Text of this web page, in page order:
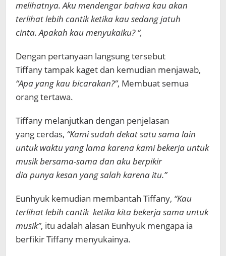
melihatnya. Aku mendengar bahwa kau akan
terlihat lebih cantik ketika kau sedang jatuh
cinta. Apakah kau menyukaiku? “,
Dengan pertanyaan langsung tersebut
Tiffany tampak kaget dan kemudian menjawab,
“Apa yang kau bicarakan?”, Membuat semua
orang tertawa.
Tiffany melanjutkan dengan penjelasan
yang cerdas, “Kami sudah dekat satu sama lain
untuk waktu yang lama karena kami bekerja untuk
musik bersama-sama dan aku berpikir
dia punya kesan yang salah karena itu.”
Eunhyuk kemudian membantah Tiffany, “Kau
terlihat lebih cantik ketika kita bekerja sama untuk
musik”, itu adalah alasan Eunhyuk mengapa ia
berfikir Tiffany menyukainya.